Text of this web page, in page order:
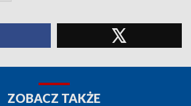
ZOBACZ TAKŻE